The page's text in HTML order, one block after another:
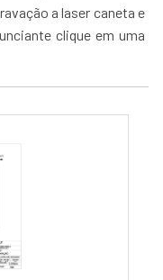
a laser caneta e
clique em uma